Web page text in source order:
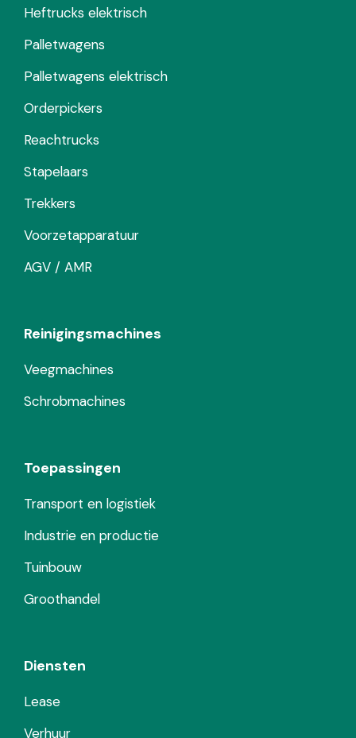
Heftrucks elektrisch
Palletwagens
Palletwagens elektrisch
Orderpickers
Reachtrucks
Stapelaars
Trekkers
Voorzetapparatuur
AGV / AMR
Reinigingsmachines
Veegmachines
Schrobmachines
Toepassingen
Transport en logistiek
Industrie en productie
Tuinbouw
Groothandel
Diensten
Lease
Verhuur